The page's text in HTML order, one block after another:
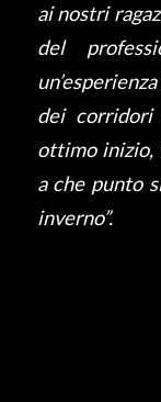
ai nostri
del
dei
ottimo inizio,
a che punto
inverno”.